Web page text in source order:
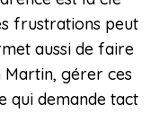
frustrations peut
aussi de faire
gérer ces
qui demande tact